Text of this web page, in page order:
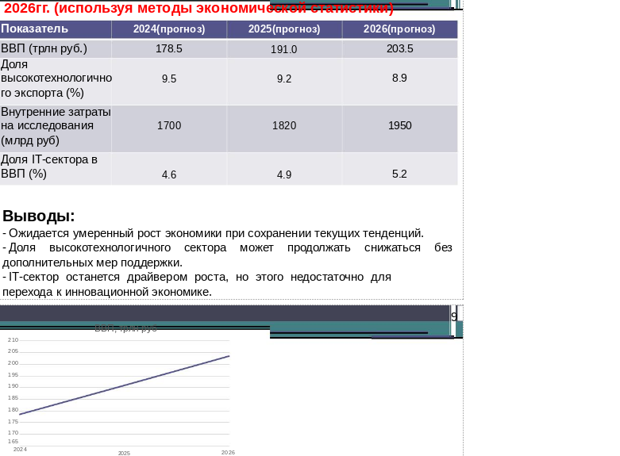
2026гг. (используя методы экономической статистики)
Показатель 2024(прогноз) 2025(прогноз) 2026(прогноз)
ВВП (трлн руб.) 178.5 191.0 203.5
Доля
высокотехнологично
9.5 9.2 8.9
го экспорта (%)
Внутренние затраты
на исследования
1700 1820 1950
(млрд руб)
Доля IT-сектора в
4.6 4.9 5.2
ВВП (%)
Выводы:
-Ожидается умеренный рост экономики при сохранении текущих тенденций.
-Доля высокотехнологичного сектора может продолжать снижаться без
дополнительных мер поддержки.
- IT-сектор останется драйвером роста, но этого недостаточно для
перехода к инновационной экономике.
210
205
200
195
190
185
180
175
170
165
2024
9
ВВП, трлн руб
2025 2026